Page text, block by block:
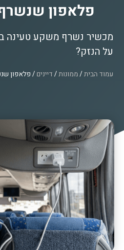
פלאפון
מכשיר נשרף משקע טעינה
על הנזק?
עמוד הבית/ממונות/דיינים/ פלאפון